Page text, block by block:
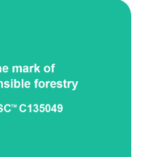
供应链认证（FSC®
管理标准，并确保认证
。因此，Anaïk能够根
FSC®解决方案。